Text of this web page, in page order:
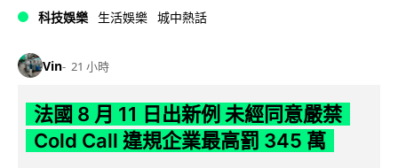
科技娛樂 生活娛樂 城中熱話
Vin 21 小時
法國 8 月 11 日出新例 未經同意嚴禁
Cold Call 違規企業最高罰 345 萬